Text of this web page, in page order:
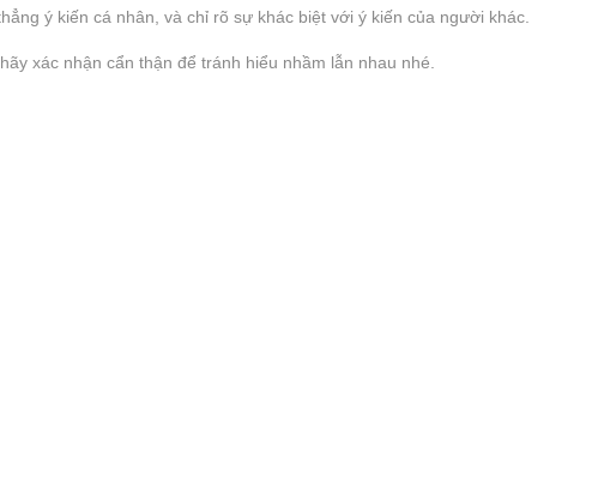
ý kiến cá nhân, và chỉ rõ sự khác biệt với ý kiến của người khác.
xác nhận cẩn thận để tránh hiểu nhầm lẫn nhau nhé.